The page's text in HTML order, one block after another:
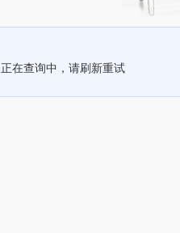
正在查询中，请刷新重试